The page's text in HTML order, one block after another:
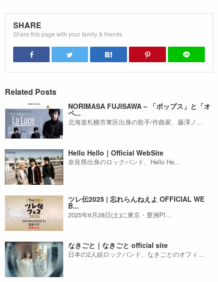
SHARE
Share this page with your family & friends.
Related Posts
NORIMASA FUJISAWA – 「ポップス」と「オ
ペ...
北海道札幌市東区出身の歌手/作曲家、藤澤ノ...
Hello Hello｜Official WebSite
奈良県出身のロックバンド、Hello He...
ツレ伝2025 | 忘れらんねえよ OFFICIAL WE
B...
2025年6月28日(土)に東京・豊洲PI...
なきごと｜なきごと official site
日本の2人組ロックバンド、なきごとのオフィ...